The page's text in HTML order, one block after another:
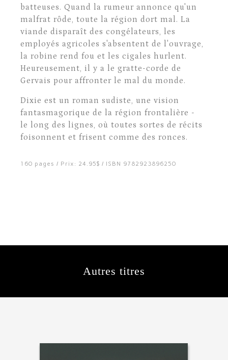
batteuses. Quand la rumeur annonce qu'un
malfrat rôde, toute la région dort mal. La
viande disparaît des congélateurs, les
employés agricoles s'absentent de l'ouvrage,
la robine rend fou et les cigales hurlent.
Heureusement, il y a le gratte-corde de
Gervais pour affronter le mal du monde.
Dixie est un roman sudiste, une vision
fantasmagorique de la région frontalière -
le long des lignes, où toutes sortes de récits
foisonnent et frisent comme des ronces.
160 pages / Prix: 24.95$ / ISBN 9782923896250
Autres titres